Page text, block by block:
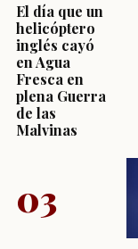
El día que un
helicóptero
inglés cayó
en Agua
Fresca en
plena Guerra
de las
Malvinas
03